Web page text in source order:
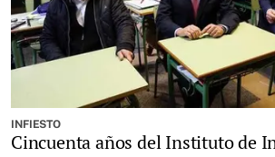
INFIESTO
Cincuenta años del Instituto de